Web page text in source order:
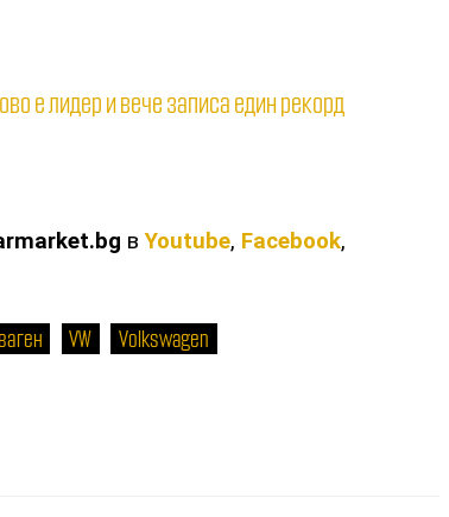
е лидер и вече записа един рекорд
вYoutube, Facebook,
VW Volkswagen